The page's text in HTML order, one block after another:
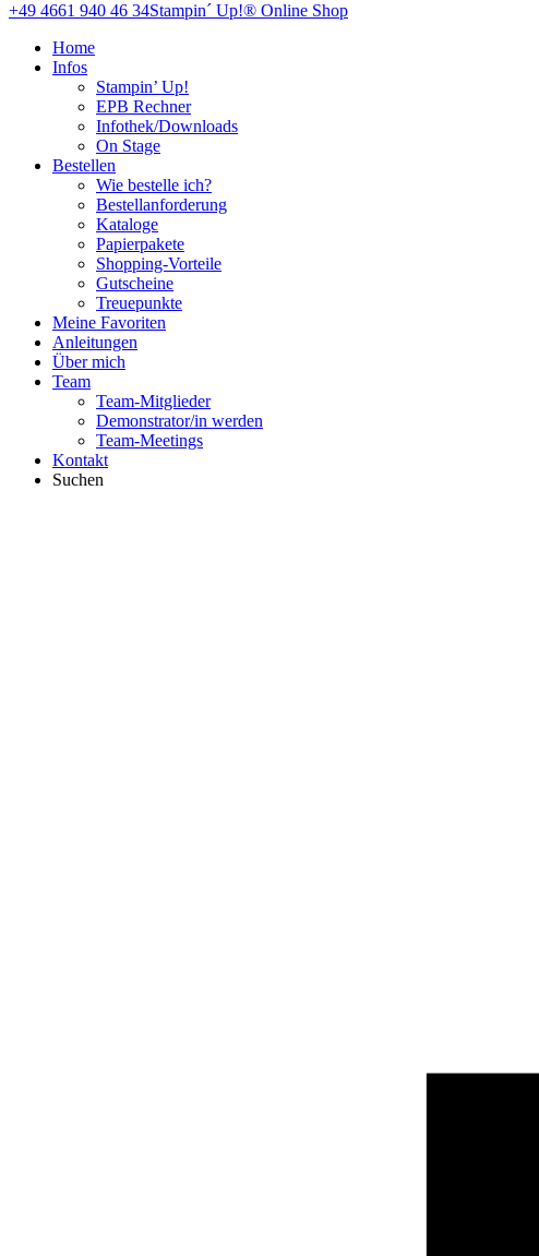
+49 4661 940 46 34Stampin´ Up!® Online Shop
Home
Infos
Stampin’ Up!
EPB Rechner
Infothek/Downloads
On Stage
Bestellen
Wie bestelle ich?
Bestellanforderung
Kataloge
Papierpakete
Shopping-Vorteile
Gutscheine
Treuepunkte
Meine Favoriten
Anleitungen
Über mich
Team
Team-Mitglieder
Demonstrator/in werden
Team-Meetings
Kontakt
Suchen